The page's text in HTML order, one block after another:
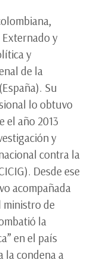
y
y
de la
Su
lo obtuvo
el año 2013
y
contra la
Desde ese
acompañada
de
la
en el país
la condena a